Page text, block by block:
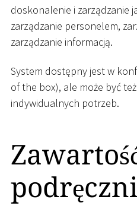
doskonalenie i zarządzanie
zarządzanie personelem,
zarządzanie informacją.
System dostępny jest w
of the box), ale może być
indywidualnych potrzeb.